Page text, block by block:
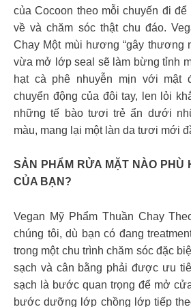
của Cocoon theo mỗi chuyến đi
về và chăm sóc thật chu đáo.
Chay Một mùi hương “gây thương
vừa mở lớp seal sẽ làm bừng tỉnh
hạt cà phê nhuyễn mịn với mật
chuyển động của đôi tay, len lỏi
những tế bào tươi trẻ ẩn dưới
màu, mang lại một làn da tươi mới
SẢN PHẨM RỬA MẶT NÀO PHÙ
CỦA BẠN?
Vegan Mỹ Phẩm Thuần Chay
chúng tôi, dù bạn có đang
trong một chu trình chăm sóc đặc
sạch và cân bằng phải được ưu
sạch là bước quan trọng để mở
bước dưỡng lớp chồng lớp tiếp